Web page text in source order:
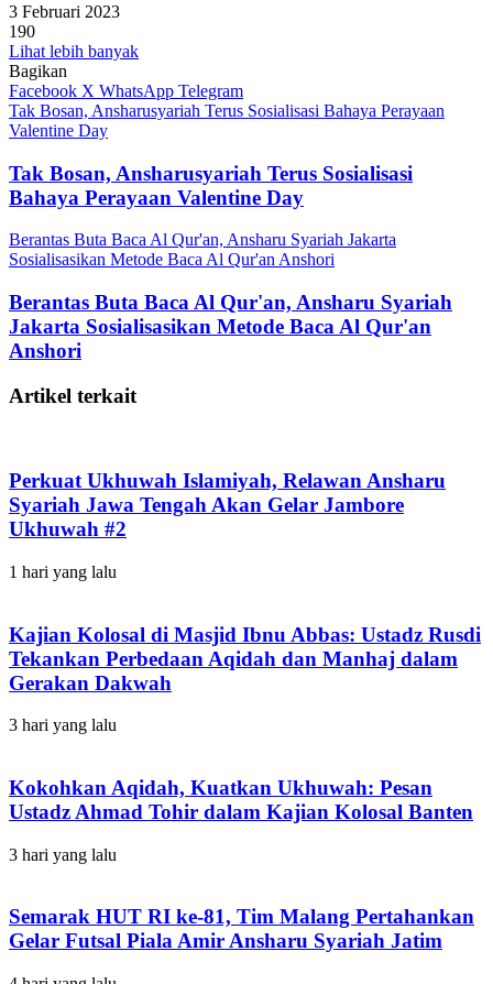
3 Februari 2023
190
Lihat lebih banyak
Bagikan
Facebook X WhatsApp Telegram
Tak Bosan, Ansharusyariah Terus Sosialisasi Bahaya Perayaan
Valentine Day
Tak Bosan, Ansharusyariah Terus Sosialisasi
Bahaya Perayaan Valentine Day
Berantas Buta Baca Al Qur'an, Ansharu Syariah Jakarta
Sosialisasikan Metode Baca Al Qur'an Anshori
Berantas Buta Baca Al Qur'an, Ansharu Syariah
Jakarta Sosialisasikan Metode Baca Al Qur'an
Anshori
Artikel terkait
Perkuat Ukhuwah Islamiyah, Relawan Ansharu
Syariah Jawa Tengah Akan Gelar Jambore
Ukhuwah #2
1 hari yang lalu
Kajian Kolosal di Masjid Ibnu Abbas: Ustadz Rusdi
Tekankan Perbedaan Aqidah dan Manhaj dalam
Gerakan Dakwah
3 hari yang lalu
Kokohkan Aqidah, Kuatkan Ukhuwah: Pesan
Ustadz Ahmad Tohir dalam Kajian Kolosal Banten
3 hari yang lalu
Semarak HUT RI ke-81, Tim Malang Pertahankan
Gelar Futsal Piala Amir Ansharu Syariah Jatim